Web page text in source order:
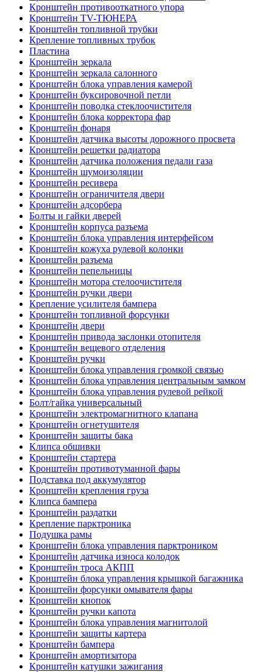
Кронштейн противооткатного упора
Кронштейн TV-ТЮНЕРА
Кронштейн топливной трубки
Крепление топливных трубок
Пластина
Кронштейн зеркала
Кронштейн зеркала салонного
Кронштейн блока управления камерой
Кронштейн буксировочной петли
Кронштейн поводка стеклоочистителя
Кронштейн блока корректора фар
Кронштейн фонаря
Кронштейн датчика высоты дорожного просвета
Кронштейн решетки радиатора
Кронштейн датчика положения педали газа
Кронштейн шумоизоляции
Кронштейн ресивера
Кронштейн ограничителя двери
Кронштейн адсорбера
Болты и гайки дверей
Кронштейн корпуса разъема
Кронштейн блока управления интерфейсом
Кронштейн кожуха рулевой колонки
Кронштейн разъема
Кронштейн пепельницы
Кронштейн мотора стелоочистителя
Кронштейн ручки двери
Крепление усилителя бампера
Кронштейн топливной форсунки
Кронштейн двери
Кронштейн привода заслонки отопителя
Кронштейн вещевого отделения
Кронштейн ручки
Кронштейн блока управления громкой связью
Кронштейн блока управления центральным замком
Кронштейн блока управления рулевой рейкой
Болт/гайка универсальный
Кронштейн электромагнитного клапана
Кронштейн огнетушителя
Кронштейн защиты бака
Клипса обшивки
Кронштейн стартера
Кронштейн противотуманной фары
Подставка под аккумулятор
Кронштейн крепления груза
Клипса бампера
Кронштейн раздатки
Крепление парктроника
Подушка рамы
Кронштейн блока управления парктроником
Кронштейн датчика износа колодок
Кронштейн троса АКПП
Кронштейн блока управления крышкой багажника
Кронштейн форсунки омывателя фары
Кронштейн кнопок
Кронштейн ручки капота
Кронштейн блока управления магнитолой
Кронштейн защиты картера
Кронштейн бампера
Кронштейн амортизатора
Кронштейн катушки зажигания